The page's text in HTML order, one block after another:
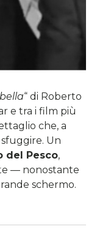
“ di Roberto
e tra i film più
che, a
Un
del Pesco,
— nonostante
schermo.